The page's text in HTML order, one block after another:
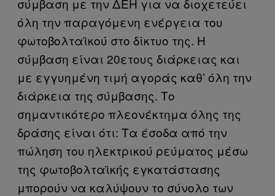
όλη την παραγόμενη ενέργεια του
φωτοβολταϊκού στο δίκτυο της. Η
σύμβαση είναι 20ετους διάρκειας και
με εγγυημένη τιμή αγοράς καθ’ όλη την
διάρκεια της σύμβασης. Το
σημαντικότερο πλεονέκτημα όλης της
δράσης είναι ότι: Τα έσοδα από την
πώληση του ηλεκτρικού ρεύματος μέσω
της φωτοβολταϊκής εγκατάστασης
μπορούν να καλύψουν το σύνολο των